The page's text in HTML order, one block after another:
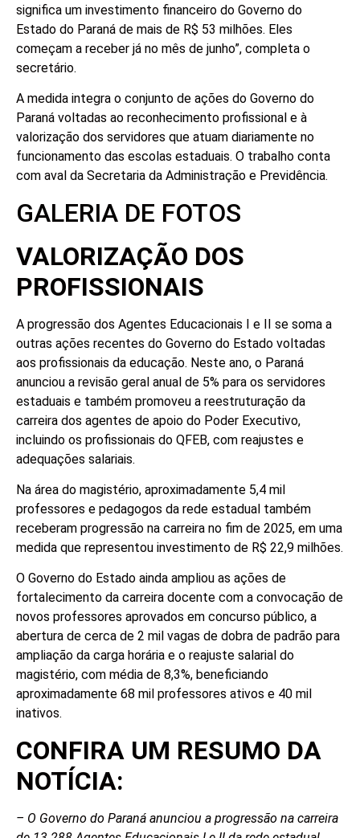
significa um investimento financeiro do Governo do
Estado do Paraná de mais de R$ 53 milhões. Eles
começam a receber já no mês de junho”, completa o
secretário.
A medida integra o conjunto de ações do Governo do
Paraná voltadas ao reconhecimento profissional e à
valorização dos servidores que atuam diariamente no
funcionamento das escolas estaduais. O trabalho conta
com aval da Secretaria da Administração e Previdência.
GALERIA DE FOTOS
VALORIZAÇÃO DOS
PROFISSIONAIS
A progressão dos Agentes Educacionais I e II se soma a
outras ações recentes do Governo do Estado voltadas
aos profissionais da educação. Neste ano, o Paraná
anunciou a revisão geral anual de 5% para os servidores
estaduais e também promoveu a reestruturação da
carreira dos agentes de apoio do Poder Executivo,
incluindo os profissionais do QFEB, com reajustes e
adequações salariais.
Na área do magistério, aproximadamente 5,4 mil
professores e pedagogos da rede estadual também
receberam progressão na carreira no fim de 2025, em uma
medida que representou investimento de R$ 22,9 milhões.
O Governo do Estado ainda ampliou as ações de
fortalecimento da carreira docente com a convocação de
novos professores aprovados em concurso público, a
abertura de cerca de 2 mil vagas de dobra de padrão para
ampliação da carga horária e o reajuste salarial do
magistério, com média de 8,3%, beneficiando
aproximadamente 68 mil professores ativos e 40 mil
inativos.
CONFIRA UM RESUMO DA
NOTÍCIA:
– O Governo do Paraná anunciou a progressão na carreira